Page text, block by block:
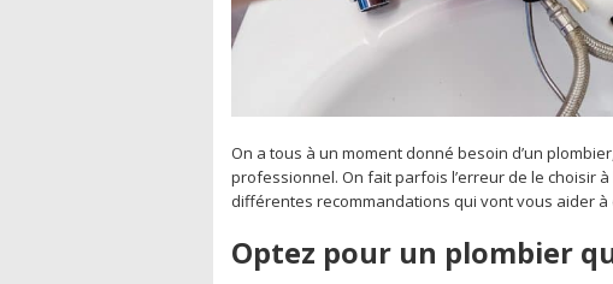
On a tous à un moment donné besoin d’un
professionnel. On fait parfois l’erreur de le choisir
différentes recommandations qui vont vous aider
Optez pour un plombier